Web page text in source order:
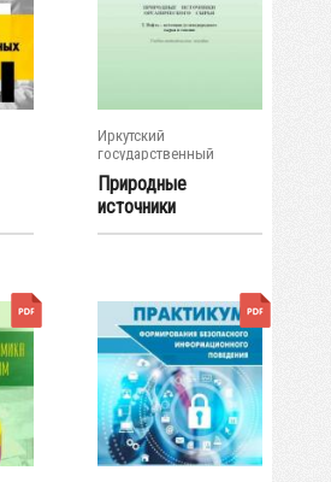
Иркутский
государственный
университет
Природные
источники
ограниченного